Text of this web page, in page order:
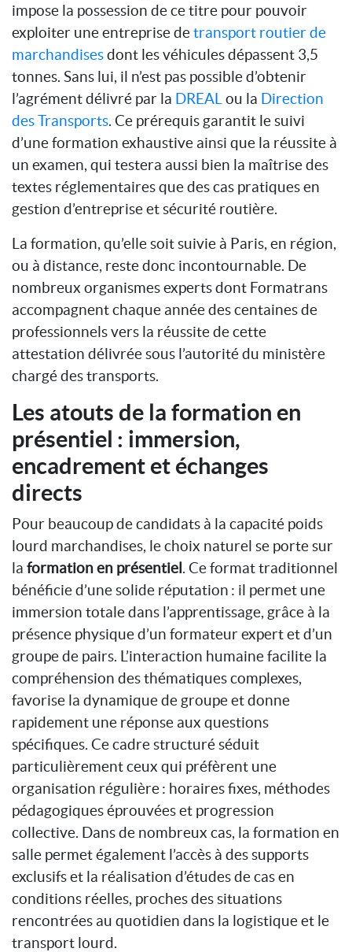
impose la possession de ce titre pour pouvoir
exploiter une entreprise detransport routier de
marchandisesdont les véhicules dépassent 3,5
tonnes. Sans lui, il n’est pas possible d’obtenir
l’agrément délivré par la DREAL ou la Direction
des Transports. Ce prérequis garantit le suivi
d’une formation exhaustive ainsi que la réussite à
un examen, qui testera aussi bien la maîtrise des
textes réglementaires que des cas pratiques en
gestion d’entreprise et sécurité routière.
La formation, qu’elle soit suivie à Paris, en région,
ou à distance, reste donc incontournable. De
nombreux organismes experts dont Formatrans
accompagnent chaque année des centaines de
professionnels vers la réussite de cette
attestation délivrée sous l’autorité du ministère
chargé des transports.
Les atouts de la formation en
présentiel : immersion,
encadrement et échanges
directs
Pour beaucoup de candidats à la capacité poids
lourd marchandises, le choix naturel se porte sur
la formation en présentiel. Ce format traditionnel
bénéficie d’une solide réputation : il permet une
immersion totale dans l’apprentissage, grâce à la
présence physique d’un formateur expert et d’un
groupe de pairs. L’interaction humaine facilite la
compréhension des thématiques complexes,
favorise la dynamique de groupe et donne
rapidement une réponse aux questions
spécifiques. Ce cadre structuré séduit
particulièrement ceux qui préfèrent une
organisation régulière : horaires fixes, méthodes
pédagogiques éprouvées et progression
collective. Dans de nombreux cas, la formation en
salle permet également l’accès à des supports
exclusifs et la réalisation d’études de cas en
conditions réelles, proches des situations
rencontrées au quotidien dans la logistique et le
transport lourd.